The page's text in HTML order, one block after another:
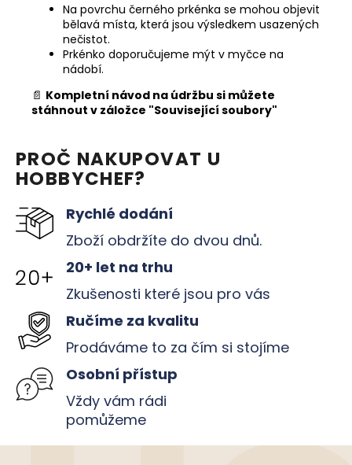
Na povrchu černého prkénka se mohou objevit
bělavá místa, která jsou výsledkem usazených
nečistot.
Prkénko doporučujeme mýt v myčce na
nádobí.
📄 Kompletní návod na údržbu si můžete
stáhnout v záložce "Související soubory"
PROČ NAKUPOVAT U
HOBBYCHEF?
Rychlé dodání
Zboží obdržíte do dvou dnů.
20+ let na trhu
Zkušenosti které jsou pro vás
Ručíme za kvalitu
Prodáváme to za čím si stojíme
Osobní přístup
Vždy vám rádi
pomůžeme